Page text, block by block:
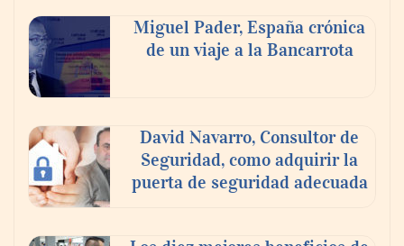
compromiso para el eclipse solar del 12 de
agosto
Miguel Pader, España crónica
de un viaje a la Bancarrota
David Navarro, Consultor de
Seguridad, como adquirir la
puerta de seguridad adecuada